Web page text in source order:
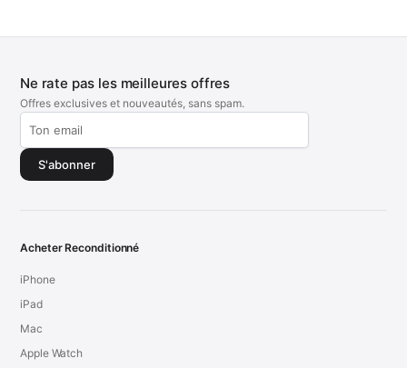
Ne rate pas les meilleures offres
Offres exclusives et nouveautés, sans spam.
S'abonner
Acheter Reconditionné
iPhone
iPad
Mac
Apple Watch